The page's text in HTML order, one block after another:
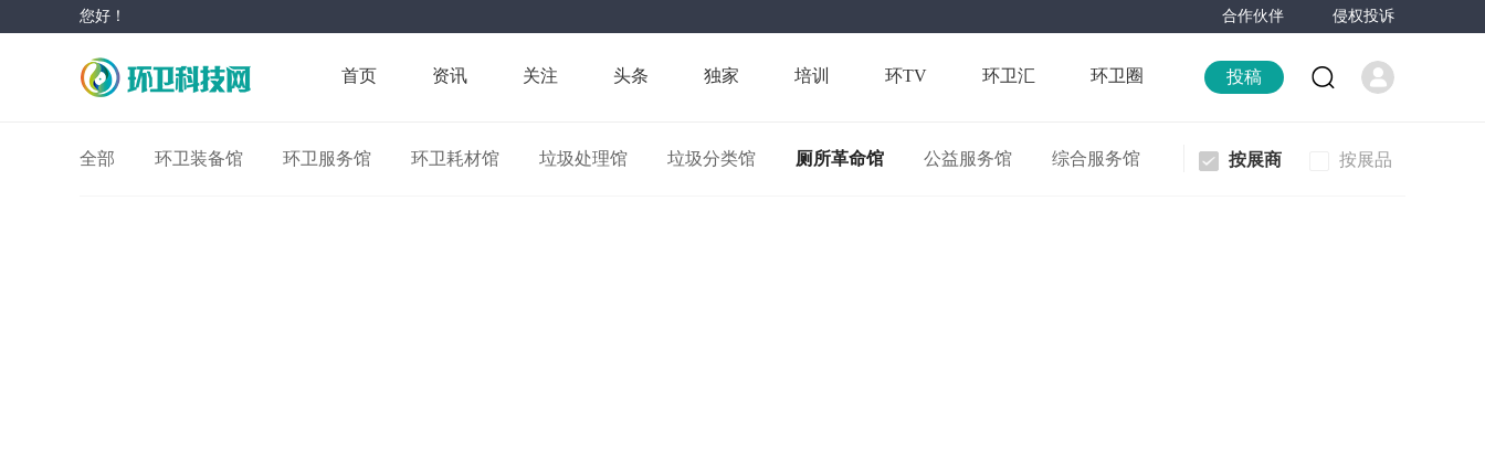
您好！ 合作伙伴 侵权投诉
投稿
首页 资讯 关注 头条 独家 培训 环TV 环卫汇 环卫圈
全部 环卫装备馆 环卫服务馆 环卫耗材馆 垃圾处理馆 垃圾分类馆 厕所革命馆 公益服务馆 综合服务馆 按展商 按展品